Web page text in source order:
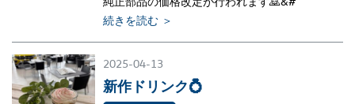
続きを読む ＞
2025-04-13
新作ドリンク💍